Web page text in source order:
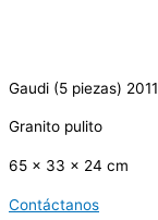
Gaudi (5 piezas) 2011
Granito pulito
65 x 33 x 24 cm
Contáctanos